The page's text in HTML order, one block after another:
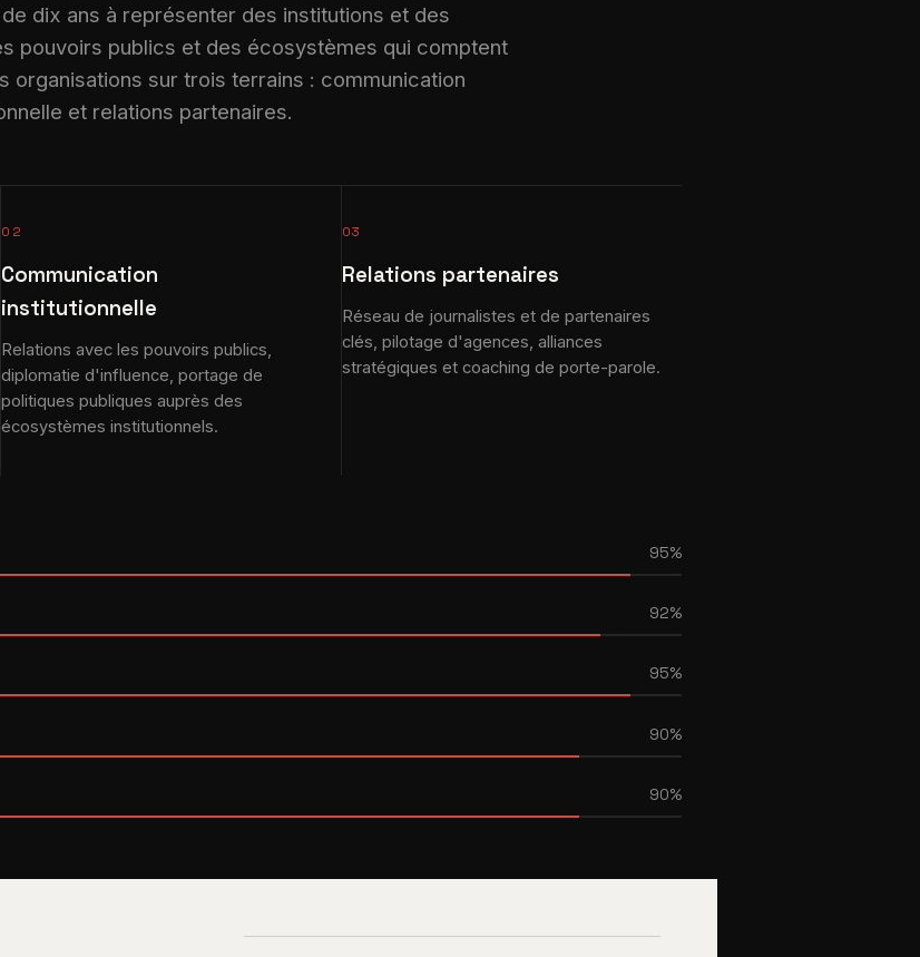
de dix ans à représenter des institutions et des
pouvoirs publics et des écosystèmes qui comptent
sur trois terrains : communication
et relations partenaires.
02
Communication
institutionnelle
Relations avec les pouvoirs publics,
diplomatie d'influence, portage de
politiques publiques auprès des
écosystèmes institutionnels.
03
Relations partenaires
Réseau de journalistes et de partenaires
clés, pilotage d'agences, alliances
stratégiques et coaching de porte-parole.
95%
92%
95%
90%
90%